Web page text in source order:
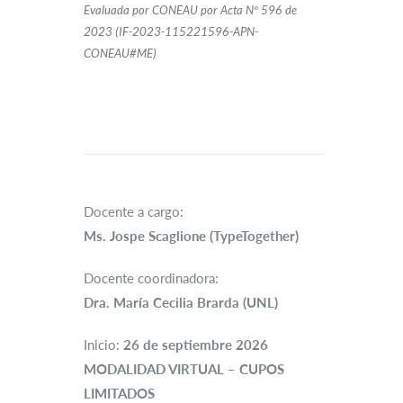
Evaluada por CONEAU por Acta Nº 596 de
2023 (IF-2023-115221596-APN-
CONEAU#ME)
Docente a cargo:
Ms. Jospe Scaglione (TypeTogether)
Docente coordinadora:
Dra. María Cecilia Brarda (UNL)
Inicio: 26 de septiembre 2026
MODALIDAD VIRTUAL – CUPOS
LIMITADOS